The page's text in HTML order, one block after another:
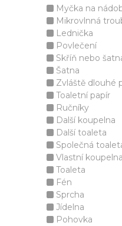
Myčka na
Mikrovlnná
Lednička
Povlečení
Skříň nebo
Šatna
Zvláště dlouhé
Toaletní papír
Ručníky
Další koupelna
Další toaleta
Společná
Vlastní koupelna
Toaleta
Fén
Sprcha
Jídelna
Pohovka